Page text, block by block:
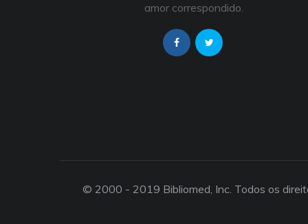
amor correspondido.
© 2000 - 2019 Bibliomed, Inc. Todos os